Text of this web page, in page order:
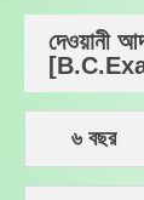
দেওয়ানী
৬ বছর